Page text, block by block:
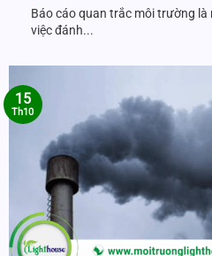
Báo cáo quan trắc môi trường
việc đánh...
15
Th10